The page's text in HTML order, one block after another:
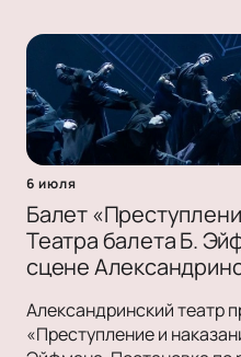
6 июля
Балет
Театра балета Б.
сцене
Александринский театр
«Преступление и